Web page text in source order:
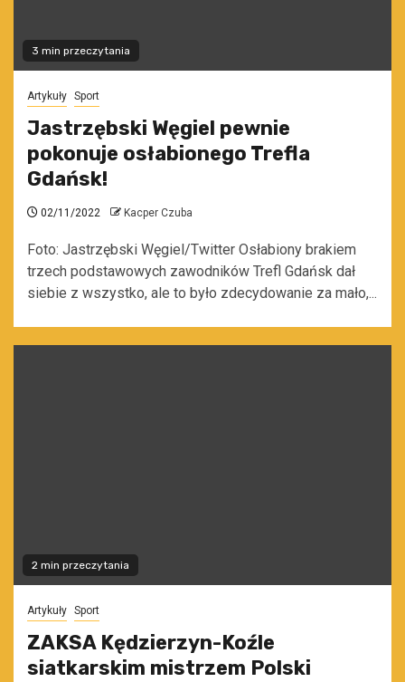
3 min przeczytania
Artykuły Sport
Jastrzębski Węgiel pewnie
pokonuje osłabionego Trefla
Gdańsk!
02/11/2022 Kacper Czuba
Foto: Jastrzębski Węgiel/Twitter Osłabiony brakiem
trzech podstawowych zawodników Trefl Gdańsk dał
siebie z wszystko, ale to było zdecydowanie za mało,...
2 min przeczytania
Artykuły Sport
ZAKSA Kędzierzyn-Koźle
siatkarskim mistrzem Polski